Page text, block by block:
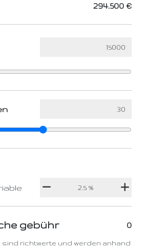
294.500 €
gebühr 0
richtwerte und werden anhand